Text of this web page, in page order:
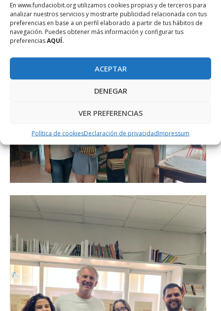
En www.fundaciobit.org utilizamos cookies propias y de terceros para
analizar nuestros servicios y mostrarte publicidad relacionada con tus
preferencias en base a un perfil elaborado a partir de tus hábitos de
navegación. Puedes obtener más información y configurar tus
preferenciasAQUÍ.
ACEPTAR
DENEGAR
VER PREFERENCIAS
Política de cookiesDeclaración de privacidadImpressum